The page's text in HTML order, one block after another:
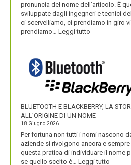
pronuncia del nome dell’articolo. È
sviluppate dagli ingegneri e tecnici
ci scervelliamo, ci prendiamo in giro
prendiamo… Leggi tutto
NOMI
DEI
SUOI
PRODOTTI
BLUETOOTH E BLACKBERRY, LA
ALL’ORIGINE DI UN NOME
18 Giugno 2026
Per fortuna non tutti i nomi nascono
aziende si rivolgono ancora e
questa pratica di individuare il nome
se quello scelto è… Leggi tutto